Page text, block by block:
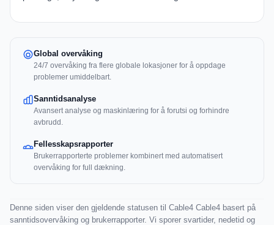
Global overvåking
24/7 overvåking fra flere globale lokasjoner for å oppdage
problemer umiddelbart.
Sanntidsanalyse
Avansert analyse og maskinlæring for å forutsi og forhindre
avbrudd.
Fellesskapsrapporter
Brukerrapporterte problemer kombinert med automatisert
overvåking for full dækning.
Denne siden viser den gjeldende statusen til Cable4 Cable4 basert på
sanntidsovervåking og brukerrapporter. Vi sporer svartider, nedetid og